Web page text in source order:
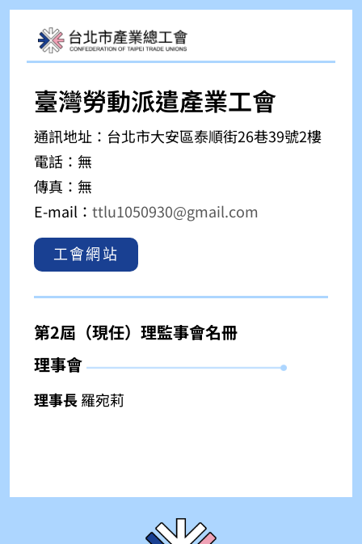
臺灣勞動派遣產業工會
通訊地址： 台北市大安區泰順街26巷39號2樓
電話：無
傳真：無
E-mail： ttlu1050930@gmail.com
工會網站
第2屆（現任）理監事會名冊
理事會
理事長 羅宛莉